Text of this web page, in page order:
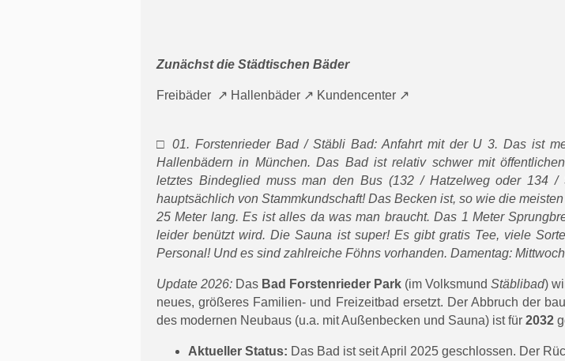
Zunächst die Städtischen Bäder
Freibäder Hallenbäder Kundencenter
□ 01. Forstenrieder Bad / Stäbli Bad: Anfahrt mit der U 3. Das ist
Hallenbädern in München. Das Bad ist relativ schwer mit
letztes Bindeglied muss man den Bus (132 / Hatzelweg oder 134 /
hauptsächlich von Stammkundschaft! Das Becken ist, so wie die
25 Meter lang. Es ist alles da was man braucht. Das 1 Meter
leider benützt wird. Die Sauna ist super! Es gibt gratis Tee, viele
Personal! Und es sind zahlreiche Föhns vorhanden. Damentag:
Update 2026: Das Bad Forstenrieder Park (im Volksmund Stäblibad)
neues, größeres Familien- und Freizeitbad ersetzt. Der Abbruch der
des modernen Neubaus (u.a. mit Außenbecken und Sauna) ist für 2032
Aktueller Status: Das Bad ist seit April 2025 geschlossen. Der